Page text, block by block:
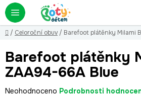
Přejít
na
obsah
Domů
/ Celoroční obuv / Barefoot plátěnky Milami
Barefoot plátěnky
ZAA94-66A Blue
Průměrné
Neohodnoceno Podrobnosti